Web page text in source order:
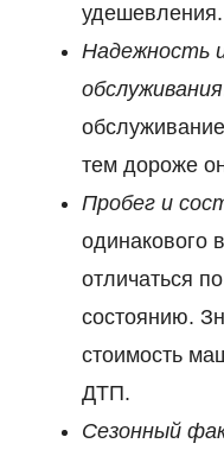
удешевления.
Надежность
обслуживания
тем дороже
Пробег и
одинакового
отличаться
состоянию.
стоимость
ДТП.
Сезонный